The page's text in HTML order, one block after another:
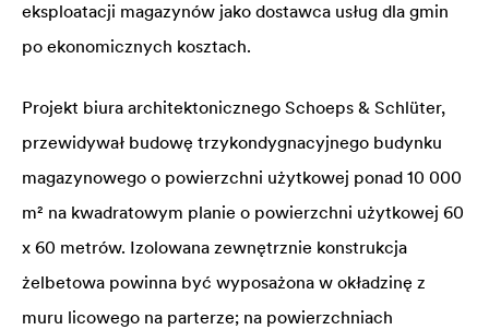
eksploatacji magazynów jako dostawca usług dla gmin
po ekonomicznych kosztach.
Projekt biura architektonicznego Schoeps & Schlüter,
przewidywał budowę trzykondygnacyjnego budynku
magazynowego o powierzchni użytkowej ponad 10 000
m² na kwadratowym planie o powierzchni użytkowej 60
x 60 metrów. Izolowana zewnętrznie konstrukcja
żelbetowa powinna być wyposażona w okładzinę z
muru licowego na parterze; na powierzchniach